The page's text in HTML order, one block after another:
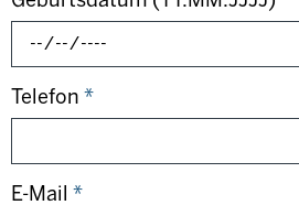
Telefon *
E-Mail *